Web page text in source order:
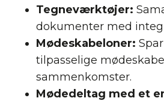
Tegneværktøjer:
dokumenter med
Mødeskabeloner:
tilpasselige
sammenkomster.
Mødedeltag med et